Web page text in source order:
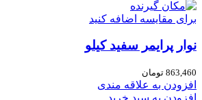
برای مقایسه اضافه کنید
نوار پرایمر سفید کیلو
863,460 تومان
افزودن به علاقه مندی
افزودن به سبد خرید